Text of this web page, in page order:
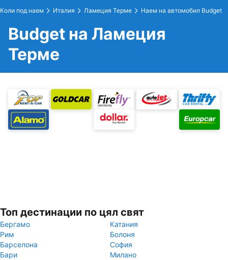
Коли под наем Италия Ламеция Терме Наем на автомобил Budget
Budget на Ламеция
Терме
Топ дестинации по цял свят
Бергамо
Катания
Рим
Болоня
Барселона
София
Бари
Милано